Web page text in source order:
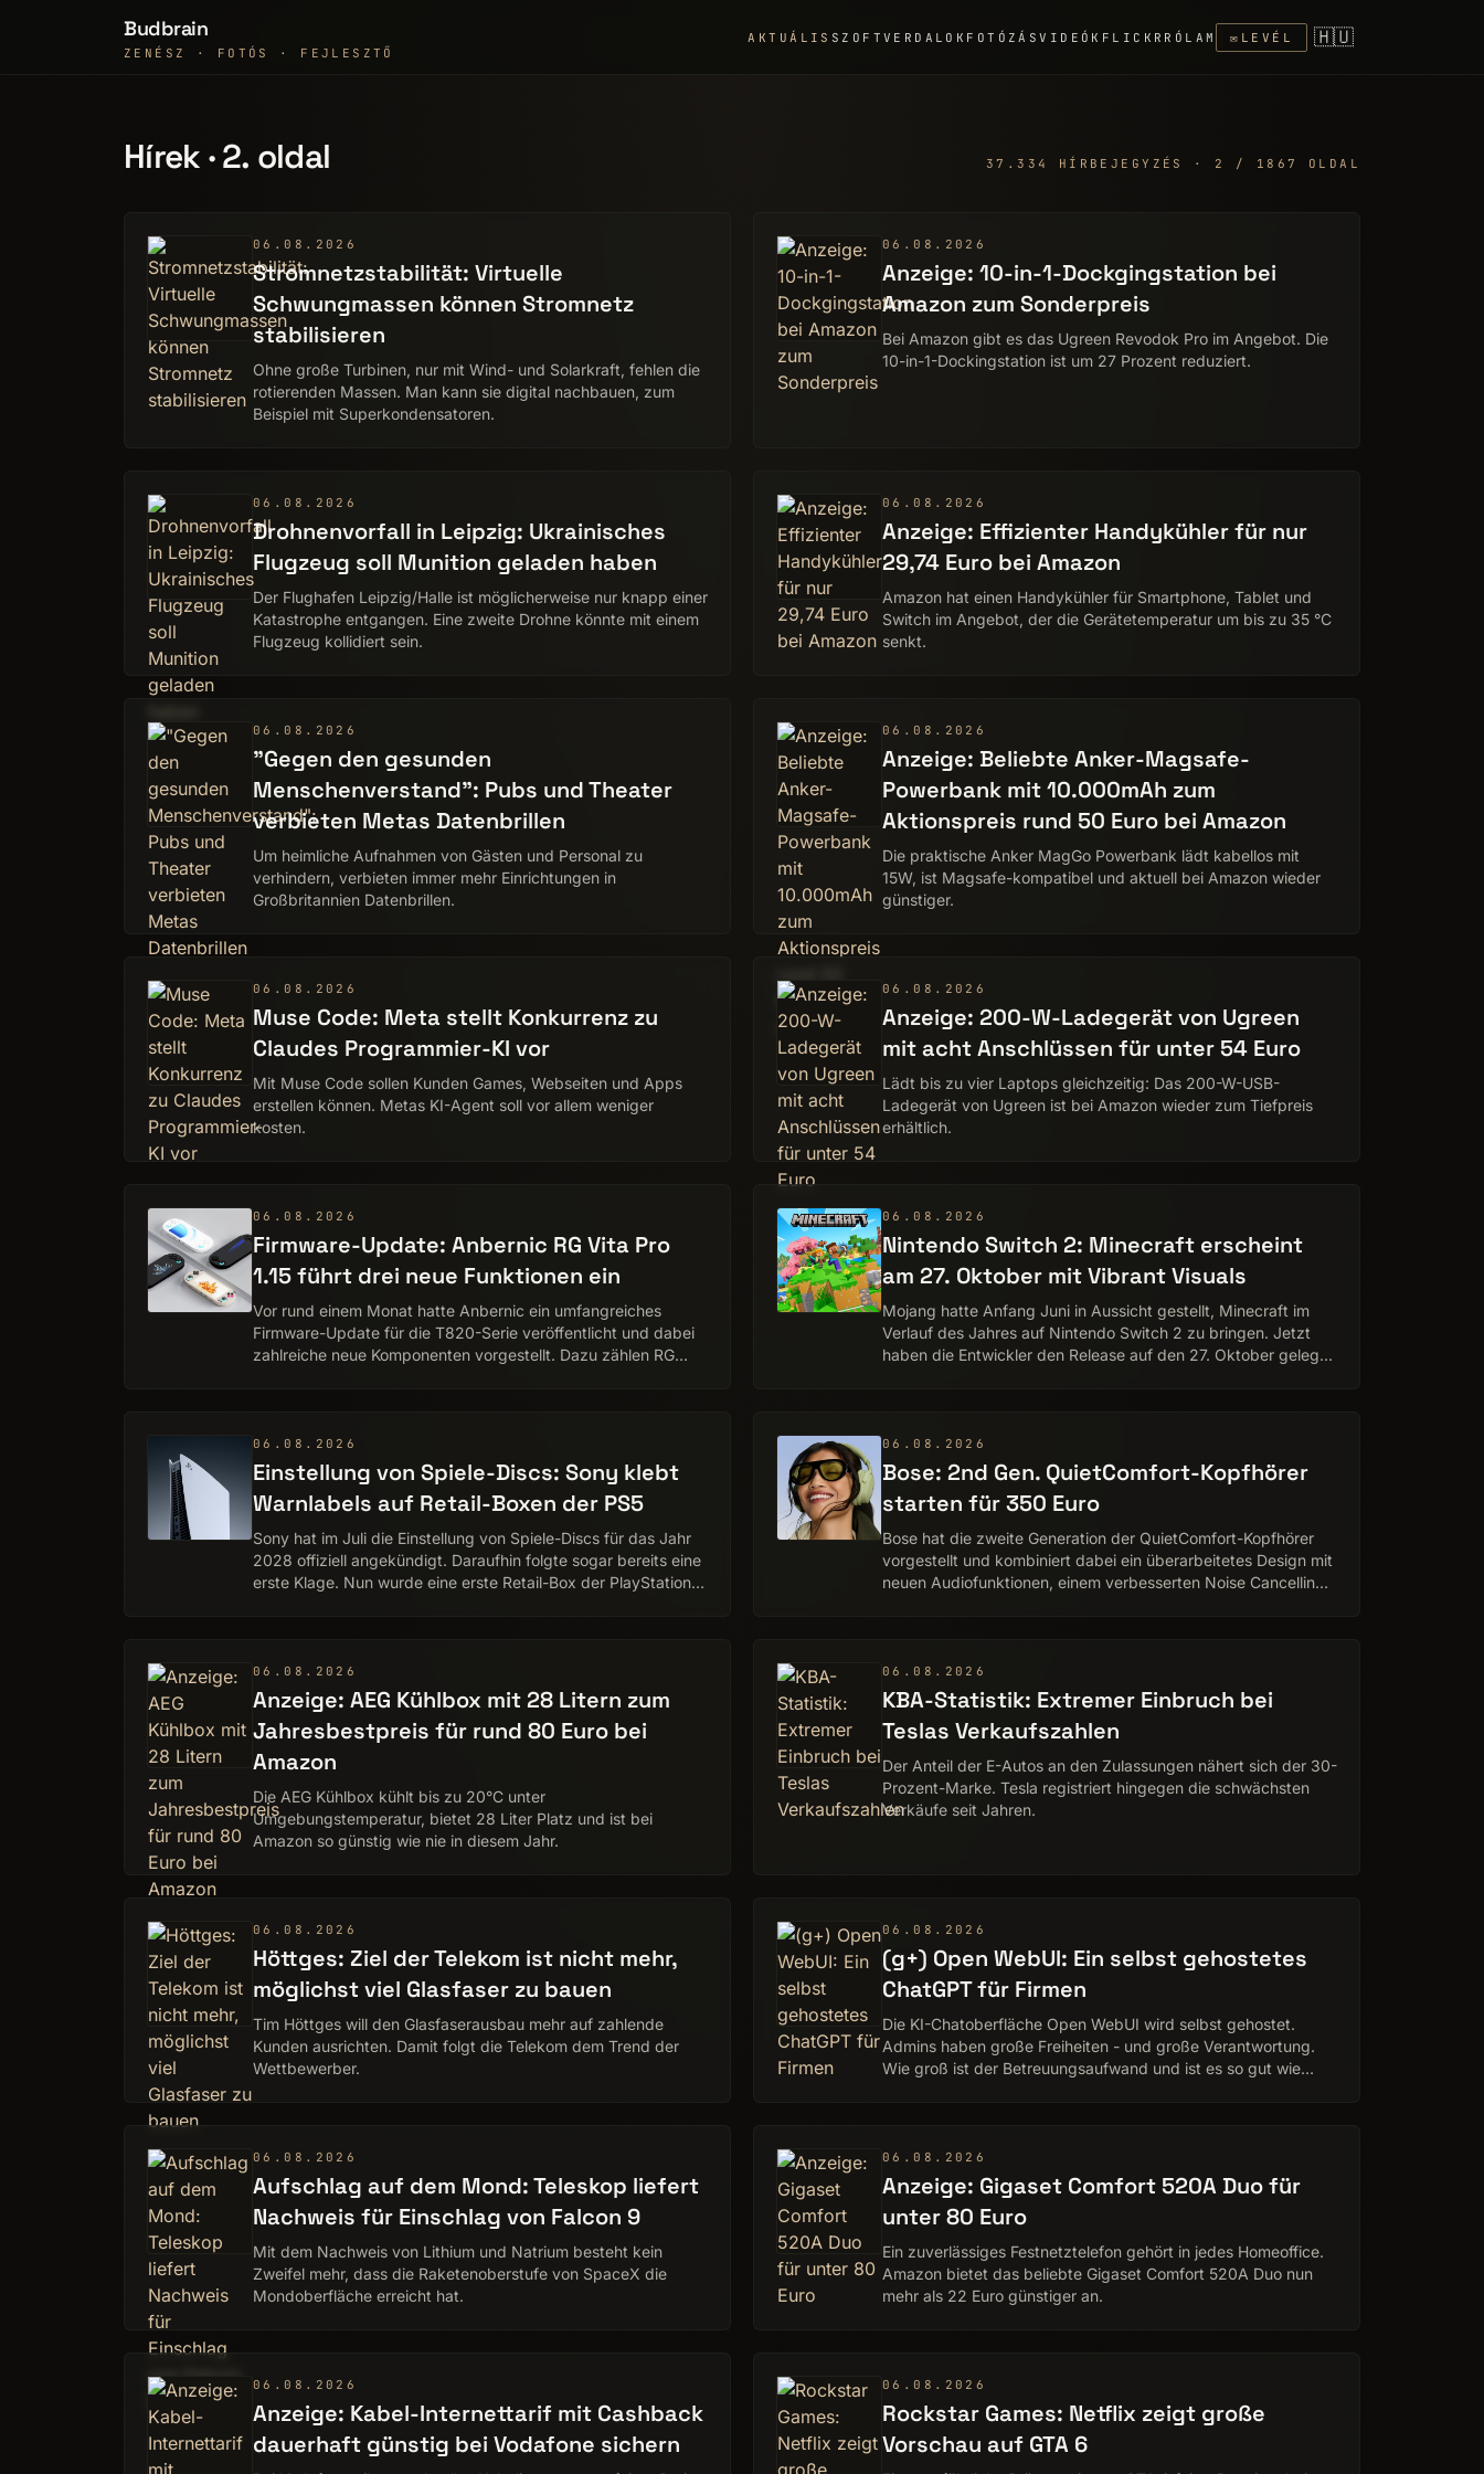
Budbrain
ZENÉSZ · FOTÓS · FEJLESZTŐ
AKTUÁLIS SZOFTVER DALOK FOTÓZÁSVIDEÓK FLICKR RÓLAM ✉ LEVÉL 🇭🇺
Hírek · 2. oldal 37.334 HÍRBEJEGYZÉS · 2 / 1867 OLDAL
06.08.2026
Stromnetzstabilität: Virtuelle
Schwungmassen können Stromnetz
stabilisieren
Ohne große Turbinen, nur mit Wind- und Solarkraft, fehlen die
rotierenden Massen. Man kann sie digital nachbauen, zum
Beispiel mit Superkondensatoren.
06.08.2026
Anzeige: 10-in-1-Dockgingstation bei
Amazon zum Sonderpreis
Bei Amazon gibt es das Ugreen Revodok Pro im Angebot. Die
10-in-1-Dockingstation ist um 27 Prozent reduziert.
06.08.2026
Drohnenvorfall in Leipzig: Ukrainisches
Flugzeug soll Munition geladen haben
Der Flughafen Leipzig/Halle ist möglicherweise nur knapp einer
Katastrophe entgangen. Eine zweite Drohne könnte mit einem
Flugzeug kollidiert sein.
06.08.2026
Anzeige: Effizienter Handykühler für nur
29,74 Euro bei Amazon
Amazon hat einen Handykühler für Smartphone, Tablet und
Switch im Angebot, der die Gerätetemperatur um bis zu 35 °C
senkt.
06.08.2026
"Gegen den gesunden
Menschenverstand": Pubs und Theater
verbieten Metas Datenbrillen
Um heimliche Aufnahmen von Gästen und Personal zu
verhindern, verbieten immer mehr Einrichtungen in
Großbritannien Datenbrillen.
06.08.2026
Anzeige: Beliebte Anker-Magsafe-
Powerbank mit 10.000mAh zum
Aktionspreis rund 50 Euro bei Amazon
Die praktische Anker MagGo Powerbank lädt kabellos mit
15W, ist Magsafe-kompatibel und aktuell bei Amazon wieder
günstiger.
06.08.2026
Muse Code: Meta stellt Konkurrenz zu
Claudes Programmier-KI vor
Mit Muse Code sollen Kunden Games, Webseiten und Apps
erstellen können. Metas KI-Agent soll vor allem weniger
kosten.
06.08.2026
Anzeige: 200-W-Ladegerät von Ugreen
mit acht Anschlüssen für unter 54 Euro
Lädt bis zu vier Laptops gleichzeitig: Das 200-W-USB-
Ladegerät von Ugreen ist bei Amazon wieder zum Tiefpreis
erhältlich.
06.08.2026
Firmware-Update: Anbernic RG Vita Pro
1.15 führt drei neue Funktionen ein
Vor rund einem Monat hatte Anbernic ein umfangreiches
Firmware-Update für die T820-Serie veröffentlicht und dabei
zahlreiche neue Komponenten vorgestellt. Dazu zählen RG
06.08.2026
Nintendo Switch 2: Minecraft erscheint
am 27. Oktober mit Vibrant Visuals
Mojang hatte Anfang Juni in Aussicht gestellt, Minecraft im
Verlauf des Jahres auf Nintendo Switch 2 zu bringen. Jetzt
haben die Entwickler den Release auf den 27. Oktober gelegt.
06.08.2026
Einstellung von Spiele-Discs: Sony klebt
Warnlabels auf Retail-Boxen der PS5
Sony hat im Juli die Einstellung von Spiele-Discs für das Jahr
2028 offiziell angekündigt. Daraufhin folgte sogar bereits eine
erste Klage. Nun wurde eine erste Retail-Box der PlayStation 5
06.08.2026
Bose: 2nd Gen. QuietComfort-Kopfhörer
starten für 350 Euro
Bose hat die zweite Generation der QuietComfort-Kopfhörer
vorgestellt und kombiniert dabei ein überarbeitetes Design mit
neuen Audiofunktionen, einem verbesserten Noise Cancelling
06.08.2026
Anzeige: AEG Kühlbox mit 28 Litern zum
Jahresbestpreis für rund 80 Euro bei
Amazon
Die AEG Kühlbox kühlt bis zu 20°C unter
Umgebungstemperatur, bietet 28 Liter Platz und ist bei
Amazon so günstig wie nie in diesem Jahr.
06.08.2026
KBA-Statistik: Extremer Einbruch bei
Teslas Verkaufszahlen
Der Anteil der E-Autos an den Zulassungen nähert sich der 30-
Prozent-Marke. Tesla registriert hingegen die schwächsten
Verkäufe seit Jahren.
06.08.2026
Höttges: Ziel der Telekom ist nicht mehr,
möglichst viel Glasfaser zu bauen
Tim Höttges will den Glasfaserausbau mehr auf zahlende
Kunden ausrichten. Damit folgt die Telekom dem Trend der
Wettbewerber.
06.08.2026
(g+) Open WebUI: Ein selbst gehostetes
ChatGPT für Firmen
Die KI-Chatoberfläche Open WebUI wird selbst gehostet.
Admins haben große Freiheiten - und große Verantwortung.
Wie groß ist der Betreuungsaufwand und ist es so gut wie
06.08.2026
Aufschlag auf dem Mond: Teleskop liefert
Nachweis für Einschlag von Falcon 9
Mit dem Nachweis von Lithium und Natrium besteht kein
Zweifel mehr, dass die Raketenoberstufe von SpaceX die
Mondoberfläche erreicht hat.
06.08.2026
Anzeige: Gigaset Comfort 520A Duo für
unter 80 Euro
Ein zuverlässiges Festnetztelefon gehört in jedes Homeoffice.
Amazon bietet das beliebte Gigaset Comfort 520A Duo nun
mehr als 22 Euro günstiger an.
06.08.2026
Anzeige: Kabel-Internettarif mit Cashback
dauerhaft günstig bei Vodafone sichern
06.08.2026
Rockstar Games: Netflix zeigt große
Vorschau auf GTA 6